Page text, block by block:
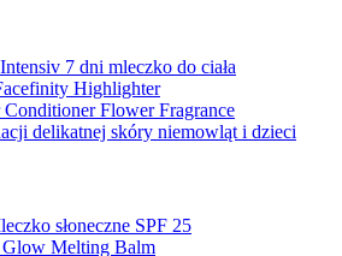
7 dni mleczko do ciała
Highlighter
Flower Fragrance
delikatnej skóry niemowląt i dzieci
słoneczne SPF 25
Melting Balm